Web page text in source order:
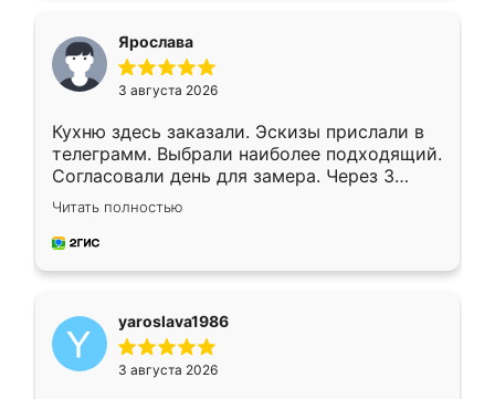
Ярослава
3 августа 2026
Кухню здесь заказали. Эскизы прислали в
телеграмм. Выбрали наиболее подходящий.
Согласовали день для замера. Через 3
недели кухня была уже готова. Остались
довольны работой. Спасибо Ренессанс
мебель за качественную работу!
Читать полностью
yaroslava1986
3 августа 2026